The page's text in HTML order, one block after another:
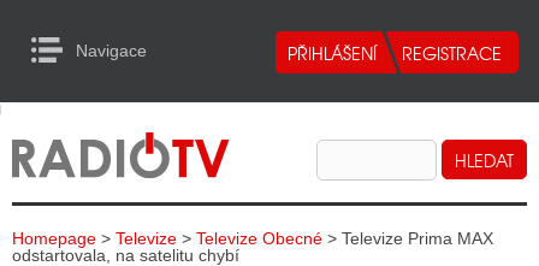
Navigace
RADIA
TELEVIZE
INTERNET
to Content
Homepage > Televize > Televize Obecné > Televize Prima MAX
odstartovala, na satelitu chybí